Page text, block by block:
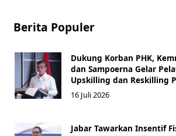
Berita Populer
Dukung Korban PHK,
dan Sampoerna Gelar
Upskilling dan Reskilling
16 Juli 2026
Jabar Tawarkan Insentif